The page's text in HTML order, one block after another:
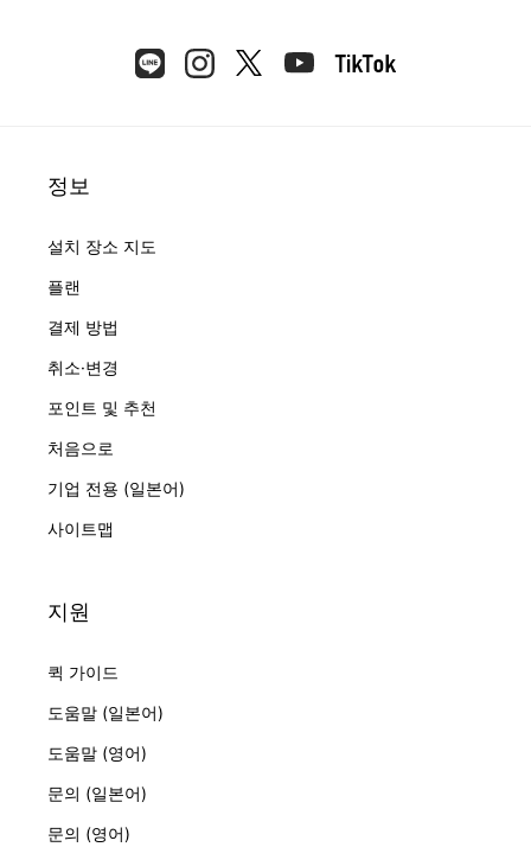
정보
설치 장소 지도
플랜
결제 방법
취소·변경
포인트 및 추천
처음으로
기업 전용 (일본어)
사이트맵
지원
퀵 가이드
도움말 (일본어)
도움말 (영어)
문의 (일본어)
문의 (영어)